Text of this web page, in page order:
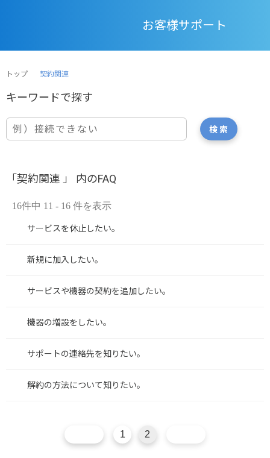
お客様サポート
トップ 契約関連
「契約関連 」 内のFAQ
16件中 11 - 16 件を表示
サービスを休止したい。
新規に加入したい。
サービスや機器の契約を追加したい。
機器の増設をしたい。
サポートの連絡先を知りたい。
解約の方法について知りたい。
1 2